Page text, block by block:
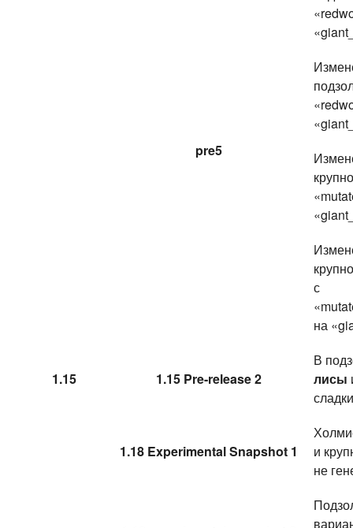
pre5
с
на
1.15 1.15 Pre-release 2
В
лисы
1.18 Experimental Snapshot 1
и
не